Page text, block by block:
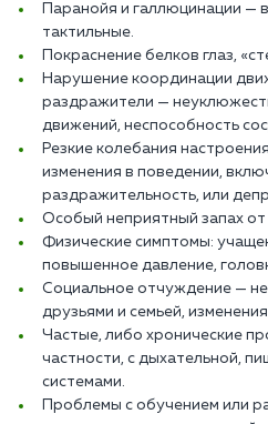
Паранойя и галлюцинации —
тактильные.
Покраснение белков глаз,
Нарушение координации
раздражители —
движений, неспособность
Резкие колебания
изменения в поведении,
раздражительность, или
Особый неприятный запах
Физические симптомы:
повышенное давление,
Социальное отчуждение —
друзьями и семьей,
Частые, либо хронические
частности, с дыхательной,
системами.
Проблемы с обучением или